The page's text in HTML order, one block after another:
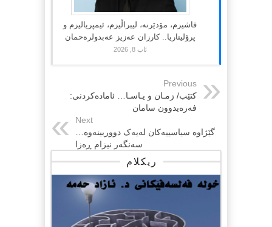
فاشیزم، مۆدێرنە، لیبراڵیزم، ئیمپریالیزم و
پرۆلیتاریا.. کارزان عەزیز عەبدولرەحمان
ئاب 8, 2026
Previous
کتێب/ زمـان و یـاسـا… ئامادەکردنی:
فەرەیدوون سامان
Next
گێژاوە سیاسییەکان لەیەک دووربینەوە…
سەنگەر نیزام ڕەزا
ریکلام